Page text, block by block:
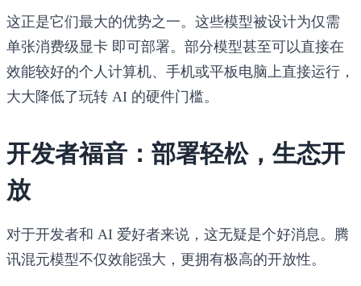
这正是它们最大的优势之一。这些模型被设计为仅需
单张消费级显卡 即可部署。部分模型甚至可以直接在
效能较好的个人计算机、手机或平板电脑上直接运行，
大大降低了玩转 AI 的硬件门槛。
开发者福音：部署轻松，生态开
放
对于开发者和 AI 爱好者来说，这无疑是个好消息。腾
讯混元模型不仅效能强大，更拥有极高的开放性。